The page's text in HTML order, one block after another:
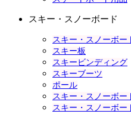
スキー・スノーボード
スキー・スノーボー
スキー板
スキービンディング
スキーブーツ
ポール
スキー・スノーボー
スキー・スノーボー